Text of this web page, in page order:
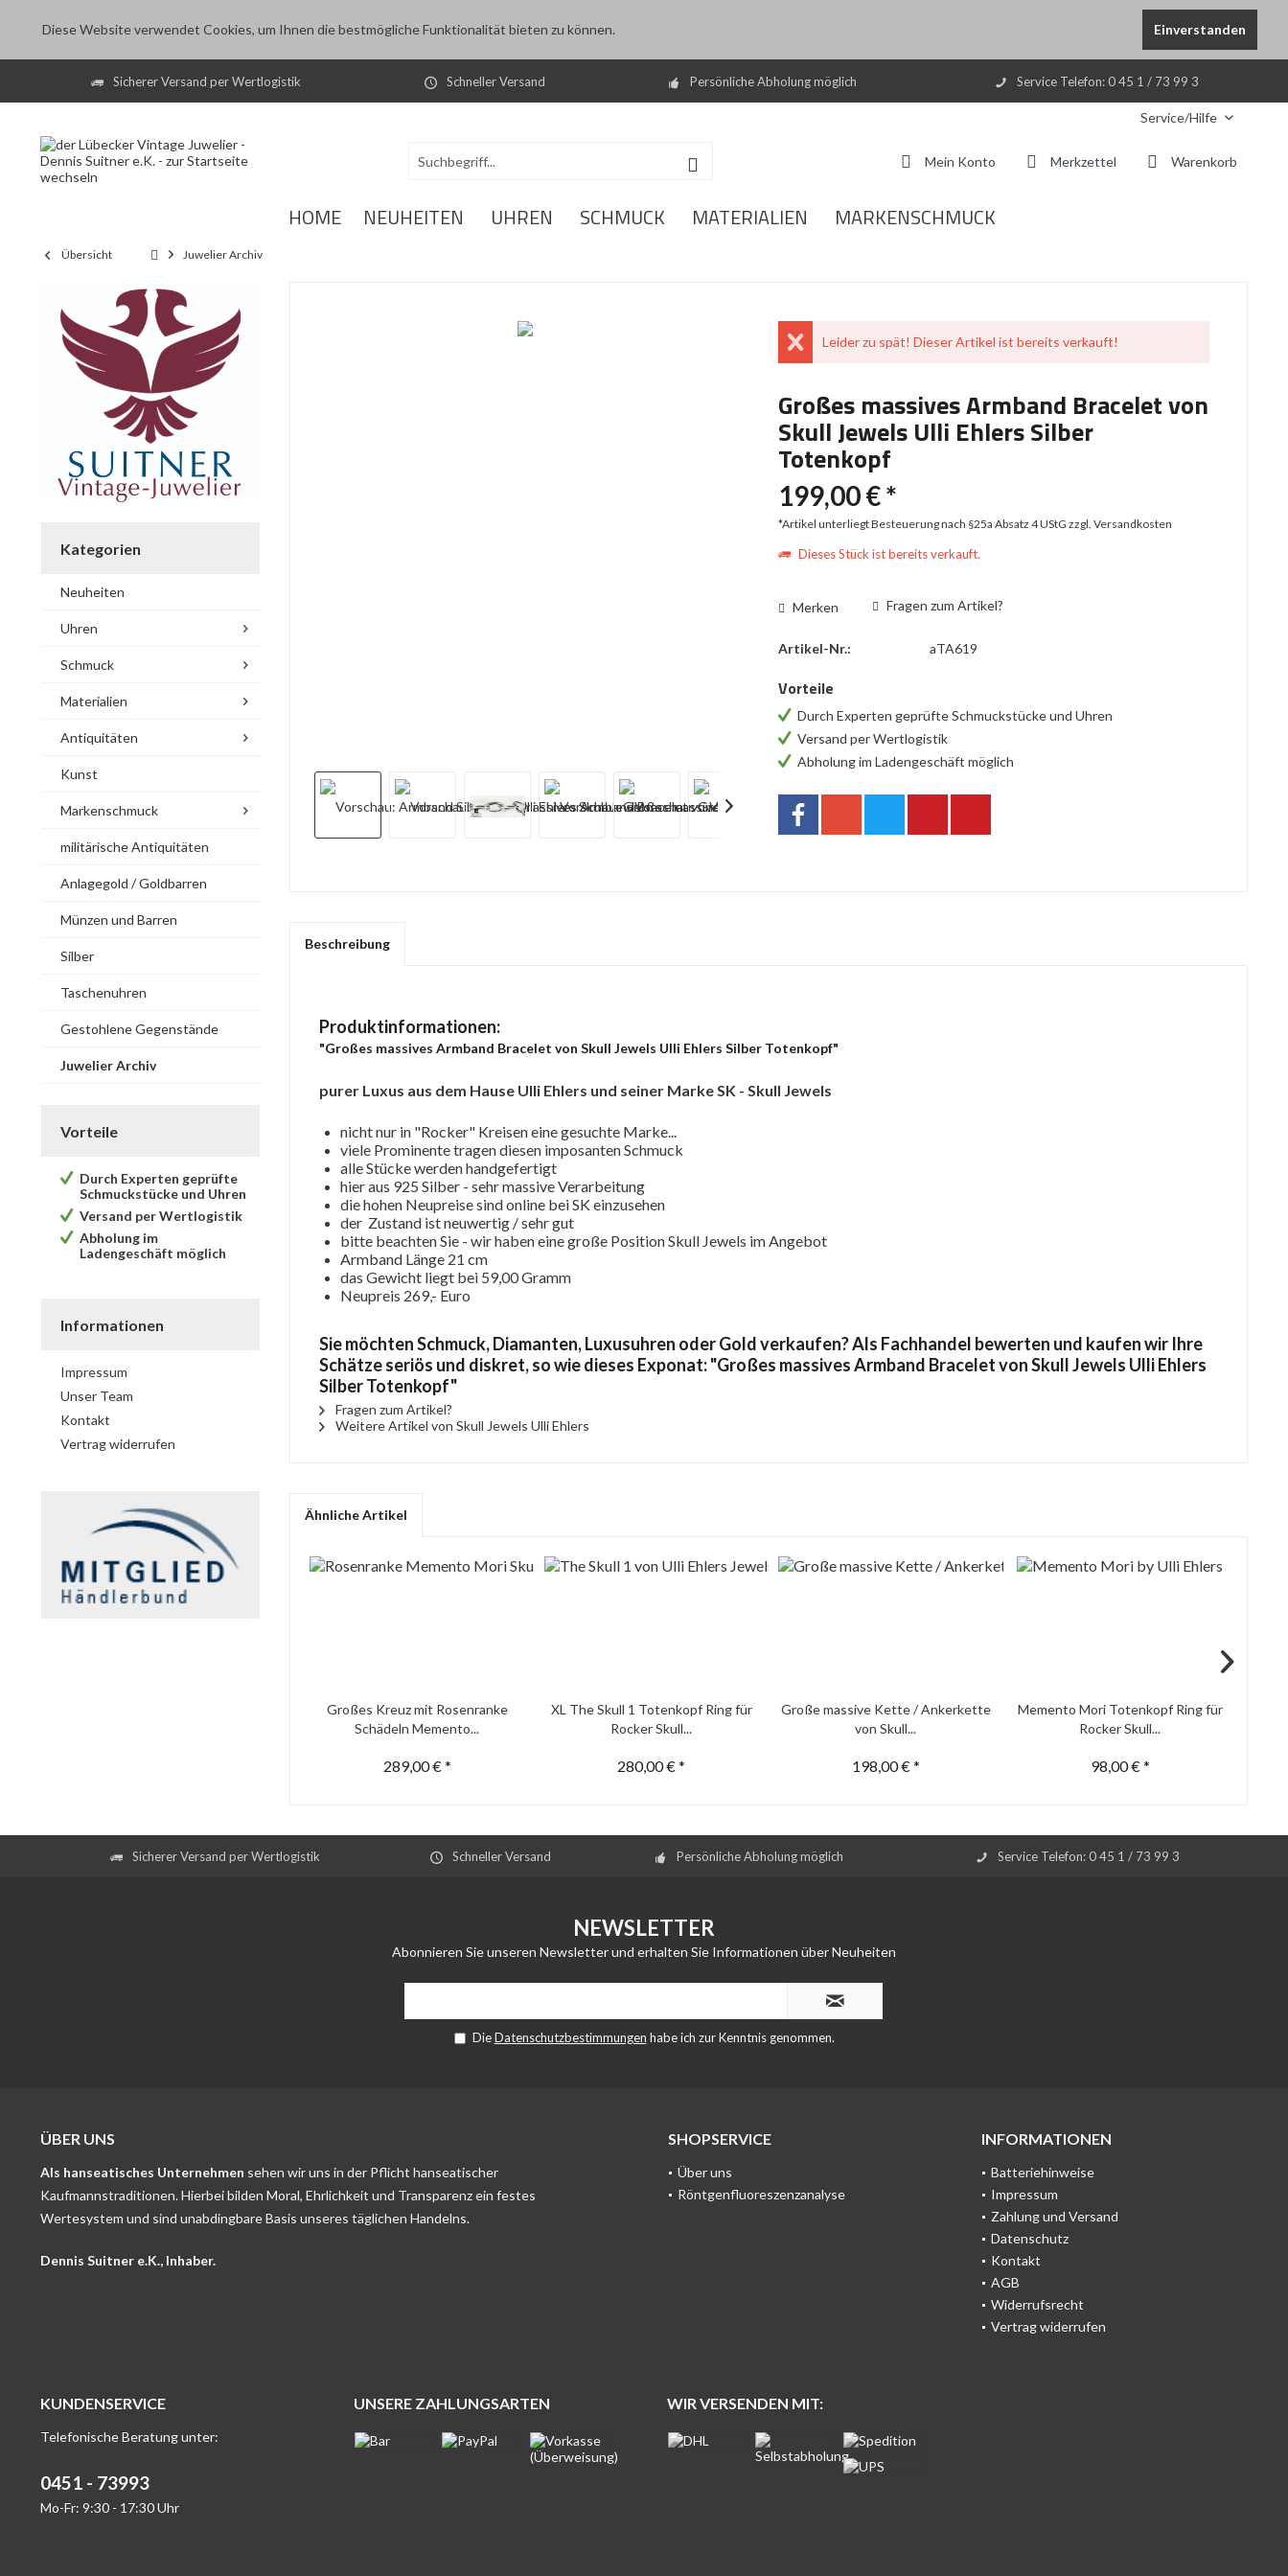
Diese Website verwendet Cookies, um Ihnen die bestmögliche Funktionalität bieten zu können. Einverstanden
Sicherer Versand per Wertlogistik Schneller Versand Persönliche Abholung möglich Service Telefon: 0 45 1 / 73 99 3
Service/Hilfe
Warenkorb
Merkzettel
Mein Konto
HOME NEUHEITEN UHREN SCHMUCK MATERIALIEN MARKENSCHMUCK
Übersicht Juwelier Archiv
Kategorien
Neuheiten
Uhren
Schmuck
Materialien
Antiquitäten
Kunst
Markenschmuck
militärische Antiquitäten
Anlagegold / Goldbarren
Münzen und Barren
Silber
Taschenuhren
Gestohlene Gegenstände
Juwelier Archiv
Vorteile
Durch Experten geprüfte
Schmuckstücke und Uhren
Versand per Wertlogistik
Abholung im
Ladengeschäft möglich
Informationen
Impressum
Unser Team
Kontakt
Vertrag widerrufen
Leider zu spät! Dieser Artikel ist bereits verkauft!
Großes massives Armband Bracelet von
Skull Jewels Ulli Ehlers Silber
Totenkopf
199,00 € *
*Artikel unterliegt Besteuerung nach §25a Absatz 4 UStG zzgl. Versandkosten
Dieses Stück ist bereits verkauft.
Merken Fragen zum Artikel?
Artikel-Nr.: aTA619
Vorteile
Durch Experten geprüfte Schmuckstücke und Uhren
Versand per Wertlogistik
Abholung im Ladengeschäft möglich
Beschreibung
Produktinformationen:
"Großes massives Armband Bracelet von Skull Jewels Ulli Ehlers Silber Totenkopf"
purer Luxus aus dem Hause Ulli Ehlers und seiner Marke SK - Skull Jewels
nicht nur in "Rocker" Kreisen eine gesuchte Marke...
viele Prominente tragen diesen imposanten Schmuck
alle Stücke werden handgefertigt
hier aus 925 Silber - sehr massive Verarbeitung
die hohen Neupreise sind online bei SK einzusehen
der Zustand ist neuwertig / sehr gut
bitte beachten Sie - wir haben eine große Position Skull Jewels im Angebot
Armband Länge 21 cm
das Gewicht liegt bei 59,00 Gramm
Neupreis 269,- Euro
Sie möchten Schmuck, Diamanten, Luxusuhren oder Gold verkaufen? Als Fachhandel bewerten und kaufen wir Ihre
Schätze seriös und diskret, so wie dieses Exponat: "Großes massives Armband Bracelet von Skull Jewels Ulli Ehlers
Silber Totenkopf"
Fragen zum Artikel?
Weitere Artikel von Skull Jewels Ulli Ehlers
Ähnliche Artikel
Großes Kreuz mit Rosenranke
Schädeln Memento...
289,00 € *
XL The Skull 1 Totenkopf Ring für
Rocker Skull...
280,00 € *
Große massive Kette / Ankerkette
von Skull...
198,00 € *
Memento Mori Totenkopf Ring für
Rocker Skull...
98,00 € *
Sicherer Versand per Wertlogistik Schneller Versand Persönliche Abholung möglich Service Telefon: 0 45 1 / 73 99 3
NEWSLETTER
Abonnieren Sie unseren Newsletter und erhalten Sie Informationen über Neuheiten
DieDatenschutzbestimmungen habe ich zur Kenntnis genommen.
ÜBER UNS
Als hanseatisches Unternehmen sehen wir uns in der Pflicht hanseatischer
Kaufmannstraditionen. Hierbei bilden Moral, Ehrlichkeit und Transparenz ein festes
Wertesystem und sind unabdingbare Basis unseres täglichen Handelns.
Dennis Suitner e.K., Inhaber.
SHOPSERVICE
Über uns
Röntgenfluoreszenzanalyse
INFORMATIONEN
Batteriehinweise
Impressum
Zahlung und Versand
Datenschutz
Kontakt
AGB
Widerrufsrecht
Vertrag widerrufen
KUNDENSERVICE
Telefonische Beratung unter:
0451 - 73993
Mo-Fr: 9:30 - 17:30 Uhr
UNSERE ZAHLUNGSARTEN WIR VERSENDEN MIT: